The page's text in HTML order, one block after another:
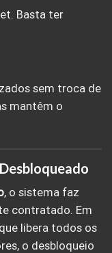
Basta ter
sem troca de
mantêm o
, o sistema faz
contratado. Em
libera todos os
o desbloqueio